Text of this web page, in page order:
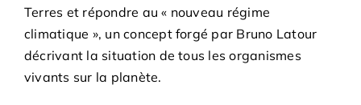
Terres et répondre au « nouveau régime
climatique », un concept forgé par Bruno Latour
décrivant la situation de tous les organismes
vivants sur la planète.